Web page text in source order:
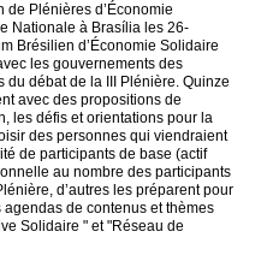
Plénières d’Économie
Nationale à Brasília les 26-
Brésilien d’Économie Solidaire
les gouvernements des
du débat de la III Plénière. Quinze
avec des propositions de
les défis et orientations pour la
des personnes qui viendraient
de participants de base (actif
au nombre des participants
d’autres les préparent pour
de contenus et thèmes
Solidaire " et "Réseau de